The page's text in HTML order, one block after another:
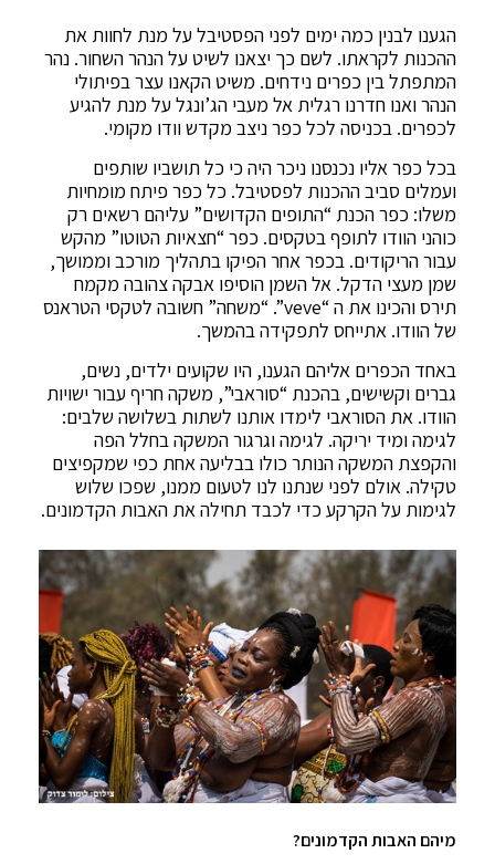
הגענו לבנין כמה ימים לפני הפסטיבל על מנת לחוות את
ההכנות לקראתו. לשם כך יצאנו לשיט על הנהר השחור. נהר
המתפתל בין כפרים נידחים. משיט הקאנו עצר בפיתולי
הנהר ואנו חדרנו רגלית אל מעבי הג’ונגל על מנת להגיע
לכפרים. בכניסה לכל כפר ניצב מקדש וודו מקומי.
בכל כפר אליו נכנסנו ניכר היה כי כל תושביו שותפים
ועמלים סביב ההכנות לפסטיבל. כל כפר פיתח מומחיות
משלו: כפר הכנת “התופים הקדושים” עליהם רשאים רק
כוהני הוודו לתופף בטקסים. כפר “חצאיות הטוטו” מהקש
עבור הריקודים. בכפר אחר הפיקו בתהליך מורכב וממושך,
שמן מעצי הדקל. אל השמן הוסיפו אבקה צהובה מקמח
תירס והכינו את ה “veve”. “משחה” חשובה לטקסי הטראנס
של הוודו. אתייחס לתפקידה בהמשך.
באחד הכפרים אליהם הגענו, היו שקועים ילדים, נשים,
גברים וקשישים, בהכנת “סוראבי”, משקה חריף עבור ישויות
הוודו. את הסוראבי לימדו אותנו לשתות בשלושה שלבים:
לגימה ומיד יריקה. לגימה וגרגור המשקה בחלל הפה
והקפצת המשקה הנותר כולו בבליעה אחת כפי שמקפיצים
טקילה. אולם לפני שנתנו לנו לטעום ממנו, שפכו שלוש
לגימות על הקרקע כדי לכבד תחילה את האבות הקדמונים.
מיהם האבות הקדמונים?